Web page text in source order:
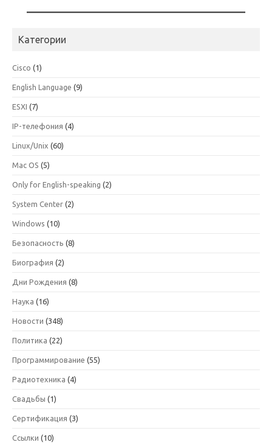
Категории
Cisco (1)
English Language (9)
ESXI (7)
IP-телефония (4)
Linux/Unix (60)
Mac OS (5)
Only for English-speaking (2)
System Center (2)
Windows (10)
Безопасность (8)
Биография (2)
Дни Рождения (8)
Наука (16)
Новости (348)
Политика (22)
Программирование (55)
Радиотехника (4)
Свадьбы (1)
Сертификация (3)
Ссылки (10)